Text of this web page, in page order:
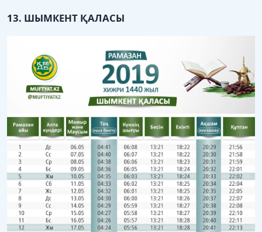
13. ШЫМКЕНТ ҚАЛАСЫ